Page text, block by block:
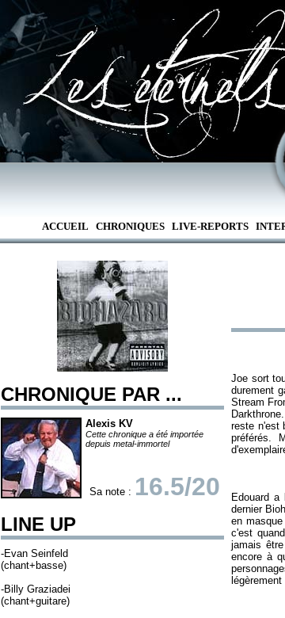
ACCUEIL CHRONIQUES LIVE-REPORTS
CHRONIQUE PAR ...
Alexis KV
Cette chronique a été importée
depuis metal-immortel
Sa note : 16.5/20
LINE UP
-Evan Seinfeld
(chant+basse)
-Billy Graziadei
(chant+guitare)
Joe sort
durement
Stream
reste n'est
préférés.
Edouard
dernier
en
c'est
jamais
encore à